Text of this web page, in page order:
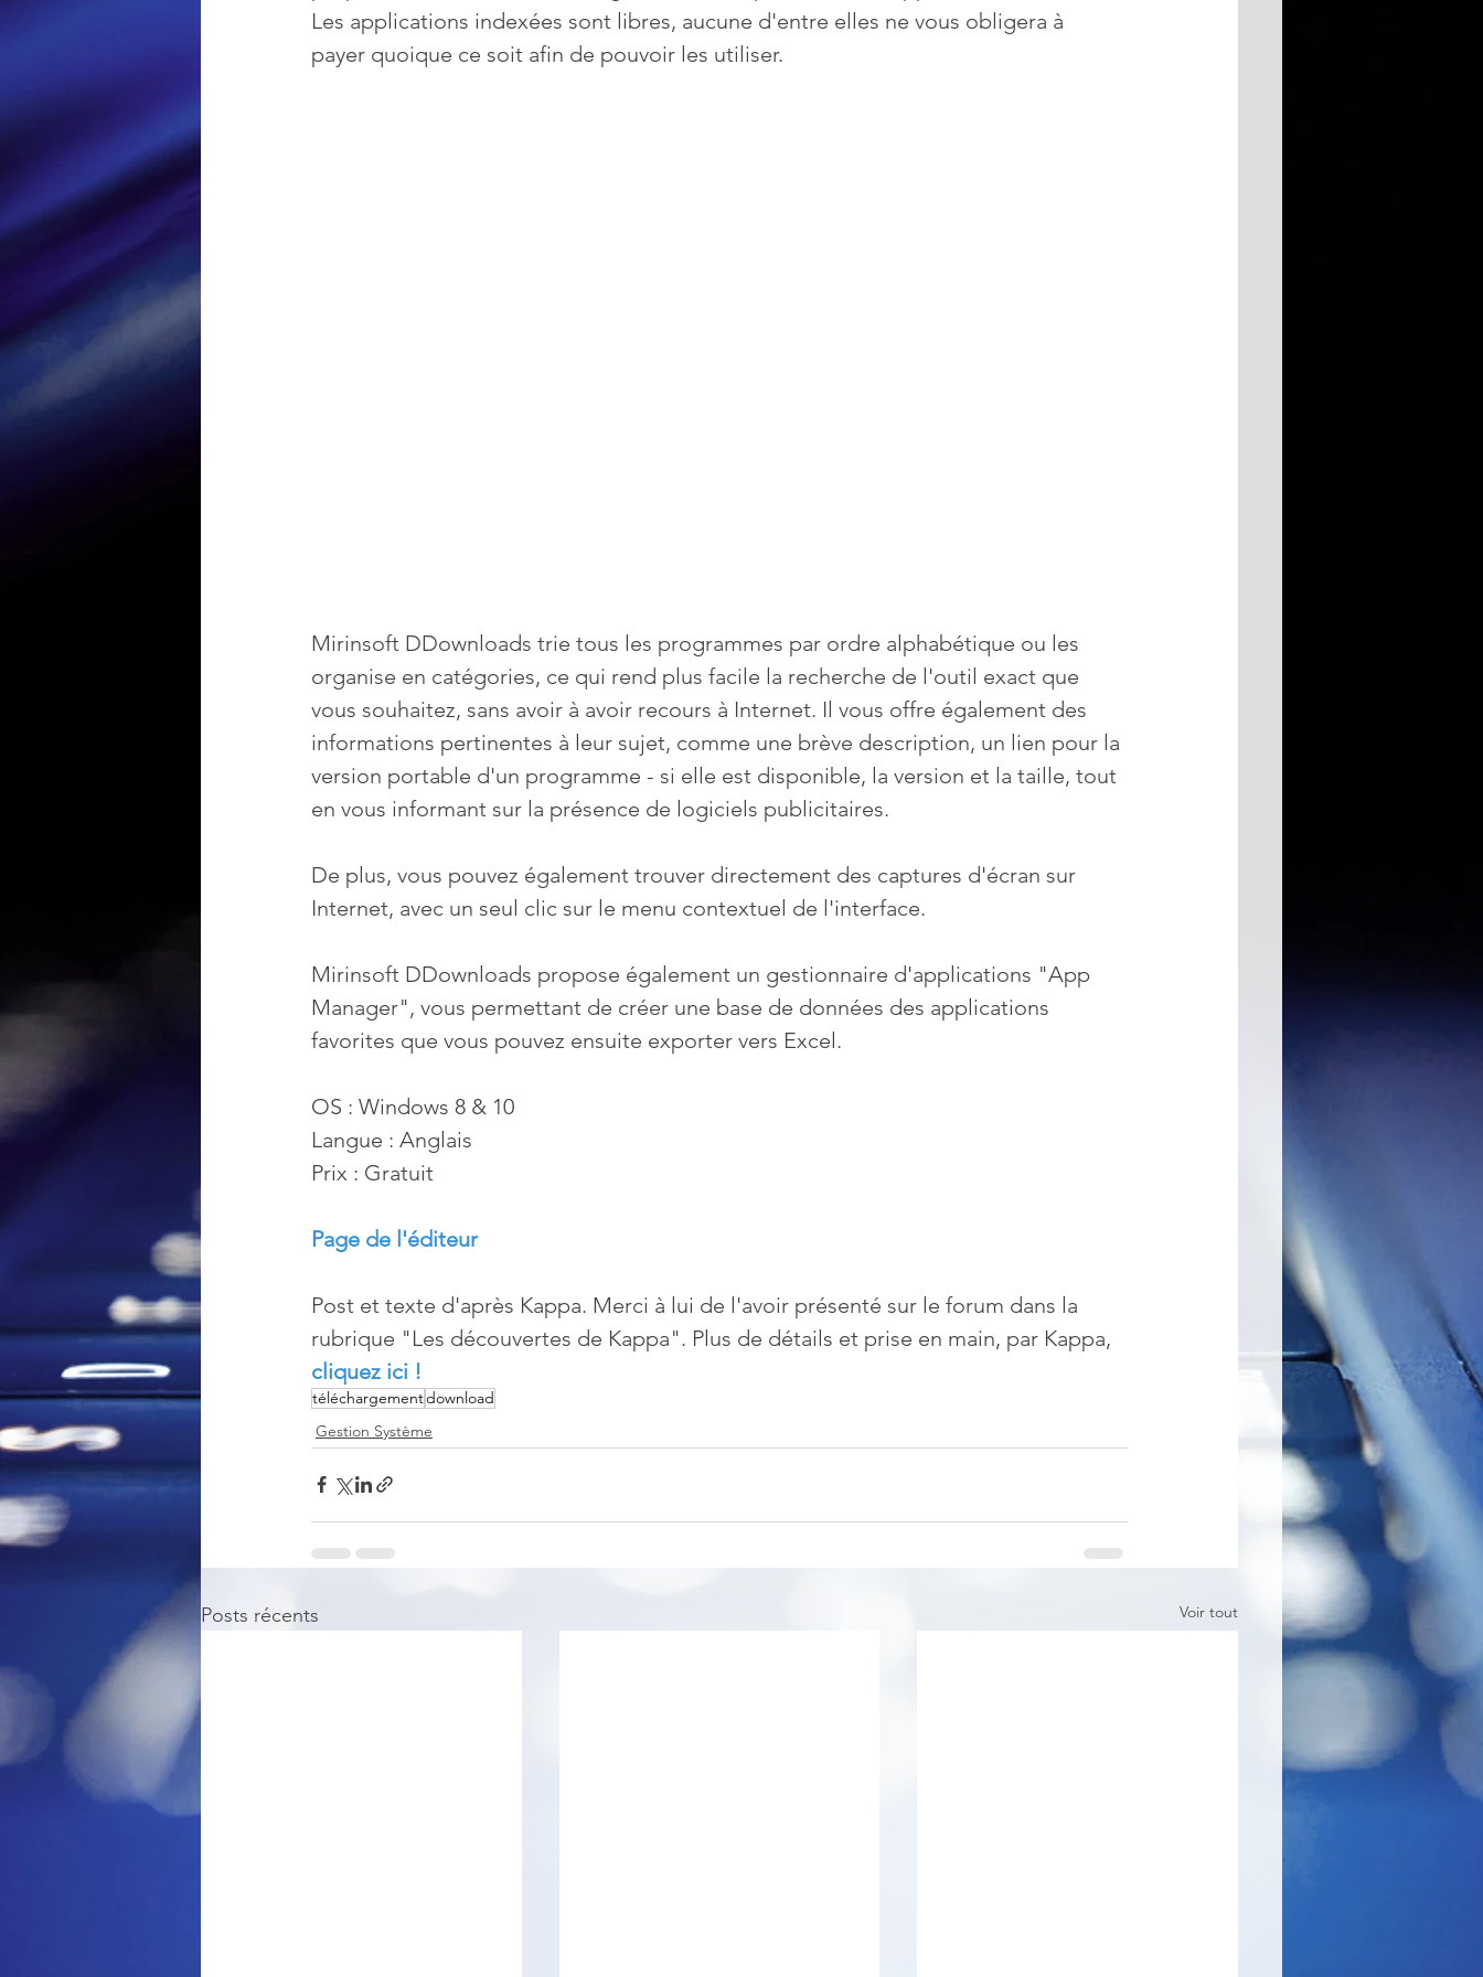
Loisir et divertissement Mises à jour Multimedia
Les applications indexées sont libres, aucune d'entre elles ne vous obligera à
payer quoique ce soit afin de pouvoir les utiliser.
Mirinsoft DDownloads trie tous les programmes par ordre alphabétique ou les
organise en catégories, ce qui rend plus facile la recherche de l'outil exact que
vous souhaitez, sans avoir à avoir recours à Internet. Il vous offre également des
informations pertinentes à leur sujet, comme une brève description, un lien pour la
version portable d'un programme - si elle est disponible, la version et la taille, tout
en vous informant sur la présence de logiciels publicitaires.
De plus, vous pouvez également trouver directement des captures d'écran sur
Internet, avec un seul clic sur le menu contextuel de l'interface.
Mirinsoft DDownloads propose également un gestionnaire d'applications "App
Manager", vous permettant de créer une base de données des applications
favorites que vous pouvez ensuite exporter vers Excel.
OS : Windows 8 & 10
Langue : Anglais
Prix : Gratuit
Page de l'éditeur
Post et texte d'après Kappa. Merci à lui de l'avoir présenté sur le forum dans la
rubrique "Les découvertes de Kappa". Plus de détails et prise en main, par Kappa,
cliquez ici !
téléchargementdownload
Gestion Système
Posts récents Voir tout